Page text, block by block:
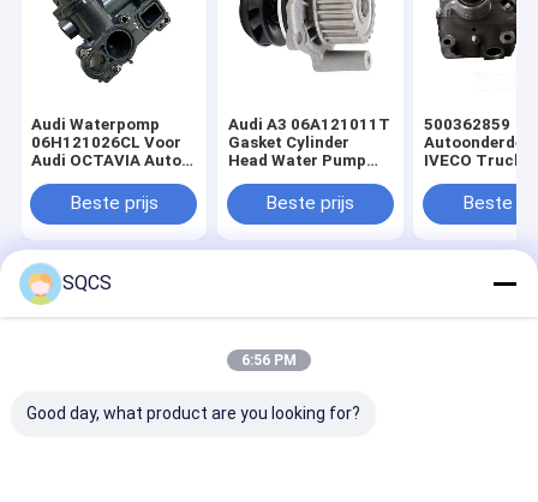
Audi Waterpomp
06H121026CL Voor
Audi OCTAVIA Auto
Motoronderdelen
Beste prijs
Audi A3 06A121011T
Gasket Cylinder
Head Water Pump
06A121011C
06A121012
Beste prijs
500362859
IVECO Truck
RENAULT
7701474551
Beste
Sitemap
Privacybeleid
Tesla-reservedelenChina Fabriek.Copyright © 2026
Guangzhou Junxin Auto Parts Co., Ltd.. All Rights Reserved.
SQCS
6:56 PM
Good day, what product are you looking for?